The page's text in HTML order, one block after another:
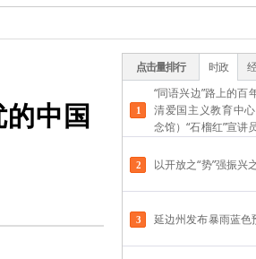
中国
点击量排行 时政
“同语兴边”路上的
清爱国主义教育中
念馆）“石榴红”宣讲
以开放之“势”强振兴
延边州发布暴雨蓝色